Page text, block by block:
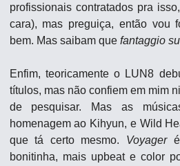
profissionais contratados pra
cara), mas preguiça, então vou
bem. Mas saibam que fantaggio
Enfim, teoricamente o LUN8
títulos, mas não confiem em mim
de pesquisar. Mas as
homenagem ao Kihyun, e Wild
que tá certo mesmo. Voyager é
bonitinha, mais upbeat e color